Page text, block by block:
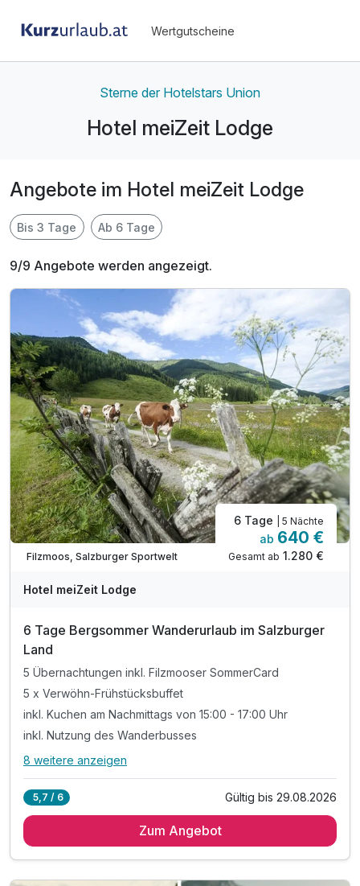
Wertgutscheine
Sterne der Hotelstars Union
Hotel meiZeit Lodge
Angebote im Hotel meiZeit Lodge
Bis 3 Tage Ab 6 Tage
9/9 Angebote werden angezeigt.
Filzmoos, Salzburger Sportwelt
6 Tage | 5 Nächte
ab 640 €
Gesamt ab 1.280 €
Hotel meiZeit Lodge
6 Tage Bergsommer Wanderurlaub im Salzburger
Land
5 Übernachtungen inkl. Filzmooser SommerCard
5 x Verwöhn-Frühstücksbuffet
inkl. Kuchen am Nachmittags von 15:00 - 17:00 Uhr
inkl. Nutzung des Wanderbusses
Alle Inklusivleistungen
5 x Verwöhn-Frühstücksbuffet
8 weitere anzeigen
5,7 / 6 Gültig bis 29.08.2026
Zum Angebot